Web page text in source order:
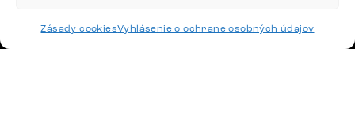
Zásady cookiesVyhlásenie o ochrane osobných údajov